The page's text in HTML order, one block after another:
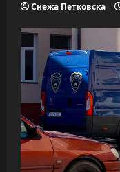
Снежа Петковска